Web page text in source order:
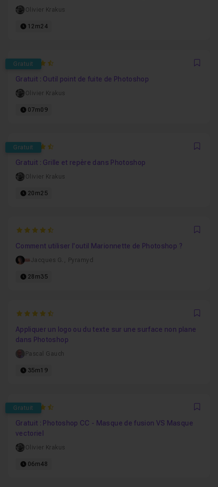
Olivier Krakus
12m24
Gratuit
4.9473684210526
Gratuit : Outil point de fuite de Photoshop
Olivier Krakus
07m09
Gratuit
4.6363636363636
Gratuit : Grille et repère dans Photoshop
Olivier Krakus
20m25
4.5
Comment utiliser l'outil Marionnette de Photoshop ?
Jacques G. , Pyramyd
28m35
4.7
Appliquer un logo ou du texte sur une surface non plane
dans Photoshop
Pascal Gauch
35m19
Gratuit
4.7540983606557
Gratuit : Photoshop CC - Masque de fusion VS Masque
vectoriel
Olivier Krakus
06m48